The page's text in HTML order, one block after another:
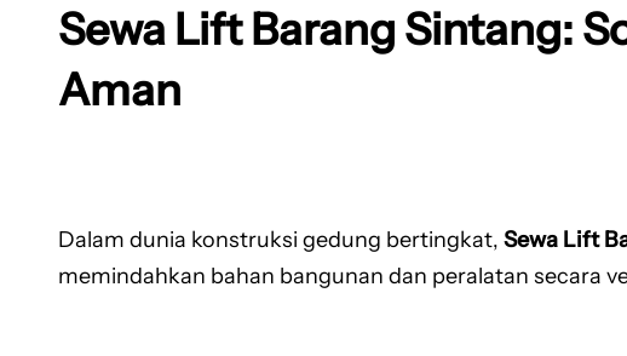
Sewa Lift Barang Sintang:
Aman
Dalam dunia konstruksi gedung bertingkat, Sewa Lift
memindahkan bahan bangunan dan peralatan secara